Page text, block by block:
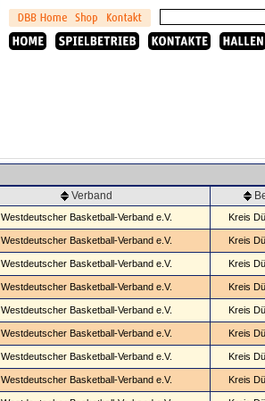
Verband
Westdeutscher Basketball-Verband e.V. Kreis
Westdeutscher Basketball-Verband e.V. Kreis
Westdeutscher Basketball-Verband e.V. Kreis
Westdeutscher Basketball-Verband e.V. Kreis
Westdeutscher Basketball-Verband e.V. Kreis
Westdeutscher Basketball-Verband e.V. Kreis
Westdeutscher Basketball-Verband e.V. Kreis
Westdeutscher Basketball-Verband e.V. Kreis